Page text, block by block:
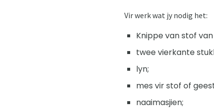
Vir werk wat jy nodig het:
Knippe van stof
twee vierkante
lyn;
mes vir stof of
naaimasjien;